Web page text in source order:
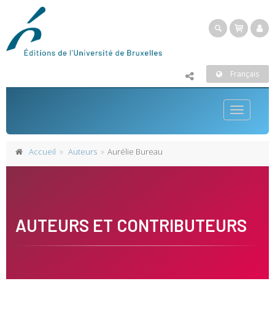
Français
Toggle
Accueil Auteurs Aurélie Bureau
AUTEURS ET CONTRIBUTEURS